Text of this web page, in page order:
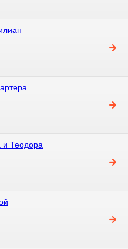
и Теодора